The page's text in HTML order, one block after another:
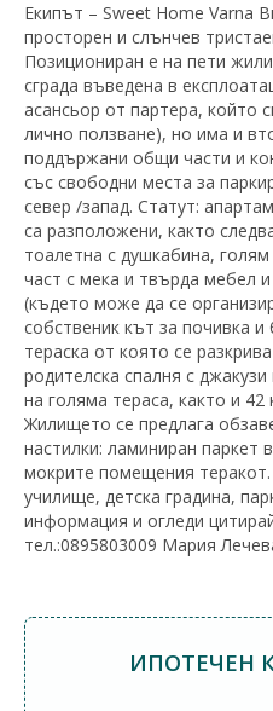
Екипът – Sweet Home Varna
просторен и слънчев
Позициониран е на пети
сграда въведена в
асансьор от партера, който
лично ползване), но има и
поддържани общи части и
със свободни места за
север /запад. Статут:
са разположени, както
тоалетна с душкабина, голям
част с мека и твърда мебел
(където може да се
собственик кът за почивка
тераска от която се
родителска спалня с
на голяма тераса, както и
Жилището се предлага
настилки: ламиниран паркет
мокрите помещения
училище, детска градина,
информация и огледи
тел.:0895803009 Мария
ИПОТЕЧЕН